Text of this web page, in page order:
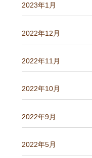
2023年1月
2022年12月
2022年11月
2022年10月
2022年9月
2022年5月